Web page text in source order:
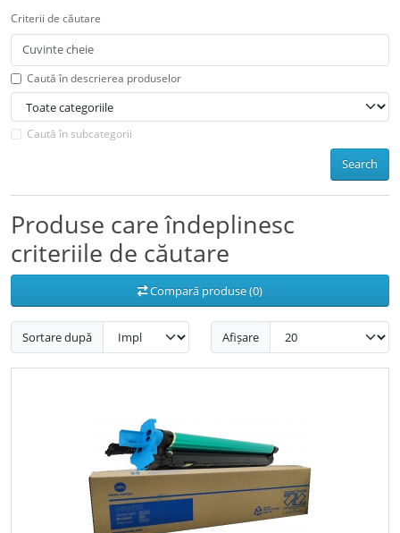
Criterii de căutare
Caută în descrierea produselor
Caută în subcategorii
Search
Produse care îndeplinesc
criteriile de căutare
Compară produse (0)
Sortare după Afișare